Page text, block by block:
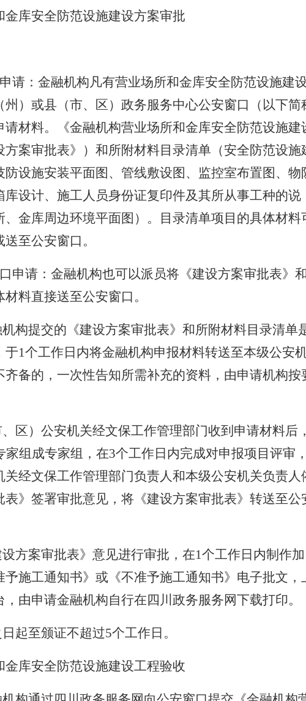
金库安全防范设施建设方案审批
请：金融机构凡有营业场所和金库安全防范设施建
）或县（市、区）政务服务中心公安窗口（以下简
材料。《金融机构营业场所和金库安全防范设施建
案审批表》）和所附材料目录清单（安全防范设施
设施安装平面图、管线敷设图、监控室布置图、物
设计、施工人员身份证复印件及其所从事工种的说
金库周边环境平面图）。目录清单项目的具体材料
至公安窗口。
申请：金融机构也可以派员将《建设方案审批表》
料直接送至公安窗口。
构提交的《建设方案审批表》和所附材料目录清单
于1个工作日内将金融机构申报材料转送至本级公安
备的，一次性告知所需补充的资料，由申请机构按
区）公安机关经文保工作管理部门收到申请材料后
家组成专家组，在3个工作日内完成对申报项目评审
经文保工作管理部门负责人和本级公安机关负责人
》签署审批意见，将《建设方案审批表》转送至公
方案审批表》意见进行审批，在1个工作日内制作加
施工通知书》或《不准予施工通知书》电子批文，
由申请金融机构自行在四川政务服务网下载打印。
起至颁证不超过5个工作日。
金库安全防范设施建设工程验收